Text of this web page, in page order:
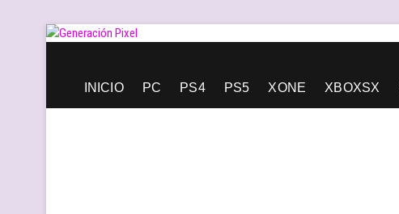
Saltar
Generación Pixel
INICIO PC PS4 PS5 XONE XBOXSX